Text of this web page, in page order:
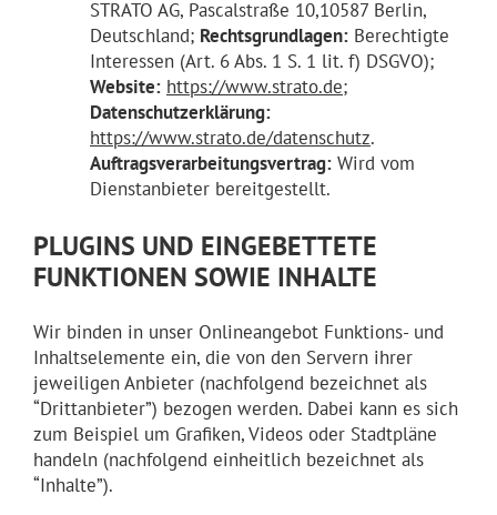
STRATO AG, Pascalstraße 10,10587 Berlin,
Deutschland; Rechtsgrundlagen: Berechtigte
Interessen (Art. 6 Abs. 1 S. 1 lit. f) DSGVO);
Website: https://www.strato.de;
Datenschutzerklärung:
https://www.strato.de/datenschutz.
Auftragsverarbeitungsvertrag: Wird vom
Dienstanbieter bereitgestellt.
PLUGINS UND EINGEBETTETE
FUNKTIONEN SOWIE INHALTE
Wir binden in unser Onlineangebot Funktions- und
Inhaltselemente ein, die von den Servern ihrer
jeweiligen Anbieter (nachfolgend bezeichnet als
“Drittanbieter”) bezogen werden. Dabei kann es sich
zum Beispiel um Grafiken, Videos oder Stadtpläne
handeln (nachfolgend einheitlich bezeichnet als
“Inhalte”).